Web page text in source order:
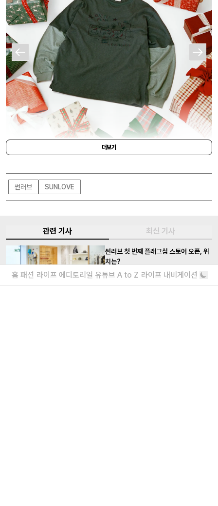
더보기
썬러브 SUNLOVE
관련 기사 최신 기사
썬러브 첫 번째 플래그십 스토어 오픈, 위
치는?
컬렉션은 물론 빈티지 아이템까지
홈 패션 라이프 에디토리얼 유튜브 A to Z 라이프 내비게이션